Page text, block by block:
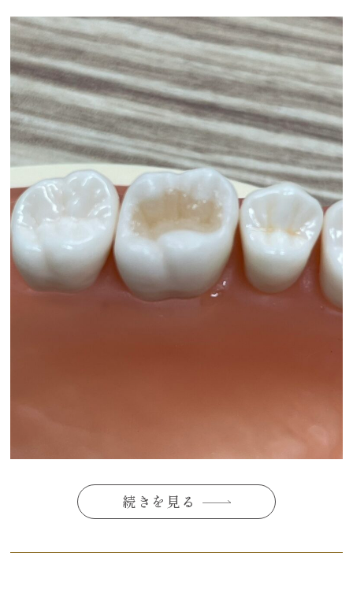
続きを見る